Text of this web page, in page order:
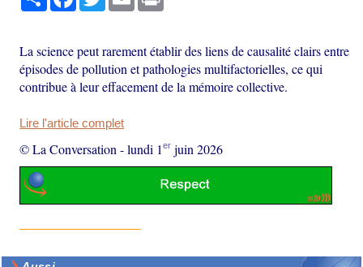
La science peut rarement établir des liens de causalité clairs entre
épisodes de pollution et pathologies multifactorielles, ce qui
contribue à leur effacement de la mémoire collective.
Lire l'article complet
© La Conversation -lundi 1er juin 2026